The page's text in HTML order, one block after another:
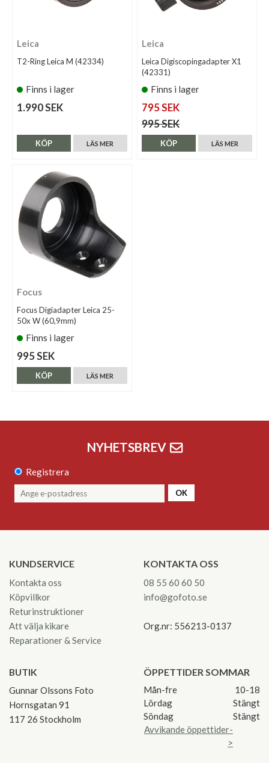
Leica
T2-Ring Leica M (42334)
Finns i lager
1.990 SEK
LÄS MER
KÖP
Leica
Leica Digiscopingadapter X1
(42331)
Finns i lager
795 SEK
995 SEK
LÄS MER
KÖP
Focus
Focus Digiadapter Leica 25-
50x W (60,9mm)
Finns i lager
995 SEK
LÄS MER
KÖP
NYHETSBREV
Registrera
OK
KUNDSERVICE
Kontakta oss
Köpvillkor
Returinstruktioner
Att välja kikare
Reparationer & Service
KONTAKTA OSS
08 55 60 60 50
info@gofoto.se
Org.nr: 556213-0137
BUTIK
Gunnar Olssons Foto
Hornsgatan 91
117 26 Stockholm
ÖPPETTIDER SOMMAR
Mån-fre
10-18
Lördag
Stängt
Söndag
Stängt
Avvikande öppettider-
>